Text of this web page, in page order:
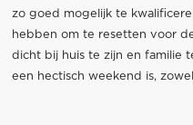
zo goed mogelijk te
hebben om te resetten voor
dicht bij huis te zijn en familie
een hectisch weekend is,